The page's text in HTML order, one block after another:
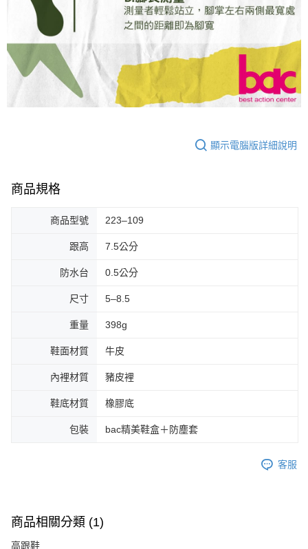
顯示電腦版詳細說明
商品規格
商品型號 223–109
跟高 7.5公分
防水台 0.5公分
尺寸 5–8.5
重量 398g
鞋面材質 牛皮
內裡材質 豬皮裡
鞋底材質 橡膠底
包裝 bac精美鞋盒＋防塵套
客服
商品相關分類 (1)
高跟鞋